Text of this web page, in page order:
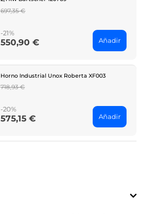
Regular
697,35 €
-21%
Price
550,90 € Añadir
Horno Industrial Unox Roberta XF003
Regular
718,93 €
-20%
Price
575,15 € Añadir